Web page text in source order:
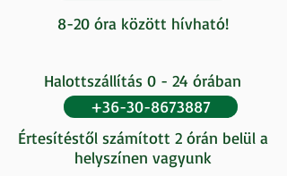
8-20 óra között hívható!
Halottszállítás 0 - 24 órában
Értesítéstől számított 2 órán belül a
helyszínen vagyunk
+36-30-8673887